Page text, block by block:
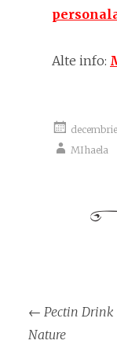
Alte info:
MIhaela
articol
← Pectin Drink
Nature